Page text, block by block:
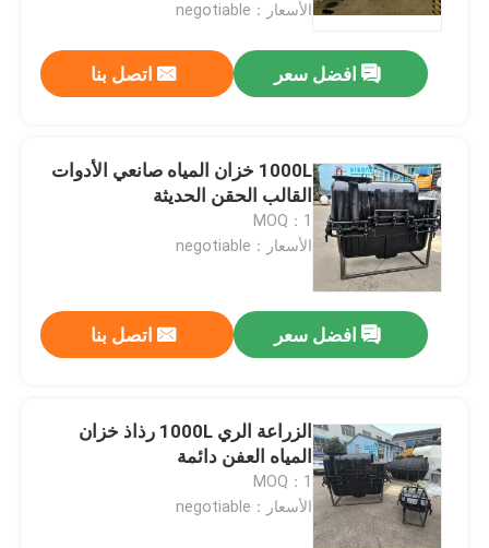
الأسعار：negotiable
افضل سعر اتصل بنا
1000L خزان المياه صانعي الأدوات
القالب الحقن الحديثة
MOQ：1
الأسعار：negotiable
افضل سعر اتصل بنا
الزراعة الري 1000L رذاذ خزان
المياه العفن دائمة
MOQ：1
الأسعار：negotiable